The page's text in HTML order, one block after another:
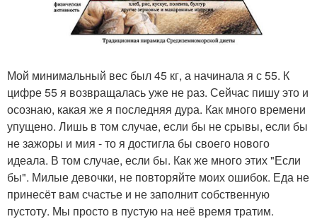
Мой минимальный вес был 45 кг, а начинала я с 55. К
цифре 55 я возвращалась уже не раз. Сейчас пишу это и
осознаю, какая же я последняя дура. Как много времени
упущено. Лишь в том случае, если бы не срывы, если бы
не зажоры и мия - то я достигла бы своего нового
идеала. В том случае, если бы. Как же много этих "Если
бы". Милые девочки, не повторяйте моих ошибок. Еда не
принесёт вам счастье и не заполнит собственную
пустоту. Мы просто в пустую на неё время тратим.